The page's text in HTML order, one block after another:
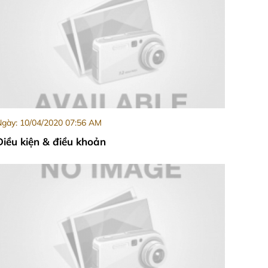
10/04/2020 07:56 AM
kiện & điều khoản